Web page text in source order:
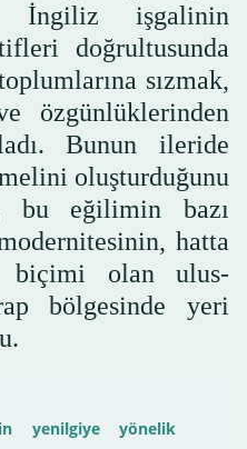
İngiliz işgalinin
doğrultusunda
sızmak,
özgünlüklerinden
Bunun ileride
oluşturduğunu
bu eğilimin bazı
hatta
biçimi olan ulus-
bölgesinde yeri
yenilgiye yönelik